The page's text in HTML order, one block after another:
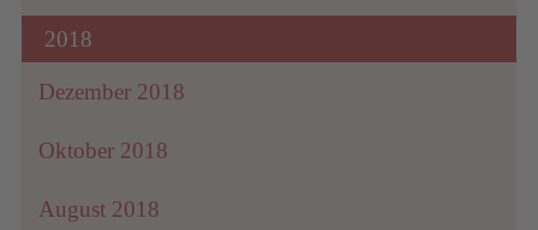
2018
Dezember 2018
Oktober 2018
August 2018